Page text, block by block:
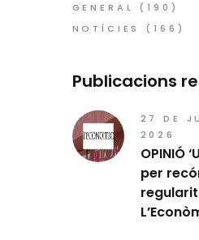
GENERAL
(190)
NOTÍCIES
(166)
Publicacions
27 DE
2026
OPINIÓ
per